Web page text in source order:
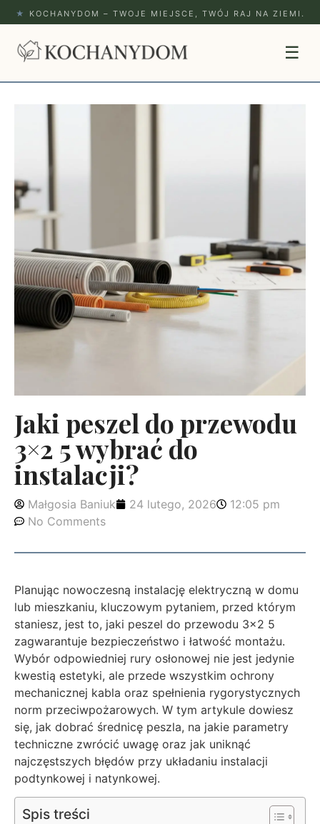
★ KOCHANYDOM – TWOJE MIEJSCE, TWÓJ RAJ NA ZIEMI.
☰
Jaki peszel do przewodu
3×2 5 wybrać do
instalacji?
Małgosia Baniuk 24 lutego, 2026
12:05 pm
No Comments
Planując nowoczesną instalację elektryczną w domu
lub mieszkaniu, kluczowym pytaniem, przed którym
staniesz, jest to, jaki peszel do przewodu 3×2 5
zagwarantuje bezpieczeństwo i łatwość montażu.
Wybór odpowiedniej rury osłonowej nie jest jedynie
kwestią estetyki, ale przede wszystkim ochrony
mechanicznej kabla oraz spełnienia rygorystycznych
norm przeciwpożarowych. W tym artykule dowiesz
się, jak dobrać średnicę peszla, na jakie parametry
techniczne zwrócić uwagę oraz jak uniknąć
najczęstszych błędów przy układaniu instalacji
podtynkowej i natynkowej.
Spis treści